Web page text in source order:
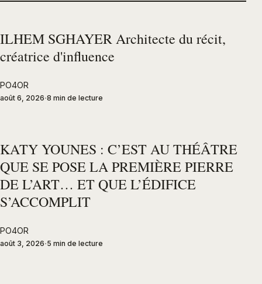
ILHEM SGHAYER Architecte du récit,
créatrice d'influence
PO4OR
août 6, 2026 8 min de lecture
KATY YOUNES : C’EST AU THÉÂTRE
QUE SE POSE LA PREMIÈRE PIERRE
DE L’ART… ET QUE L’ÉDIFICE
S’ACCOMPLIT
PO4OR
août 3, 2026 5 min de lecture